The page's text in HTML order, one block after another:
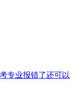
专业报错了还可以